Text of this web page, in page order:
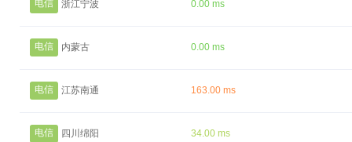
电信 浙江宁波 0.00 ms
电信 内蒙古 0.00 ms
电信 江苏南通 163.00 ms
电信 四川绵阳 34.00 ms